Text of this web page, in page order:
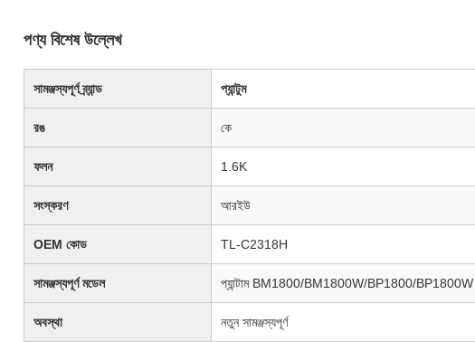
পণ্য বিশেষ উল্লেখ
সামঞ্জস্যপূর্ণ ব্র্যান্ড প্যান্টুম
রঙ কে
ফলন 1.6K
সংস্করণ আরইউ
OEM কোড TL-C2318H
সামঞ্জস্যপূর্ণ মডেল প্যান্টাম BM1800/BM1800W/BP1800/BP1800W
অবস্থা নতুন সামঞ্জস্যপূর্ণ